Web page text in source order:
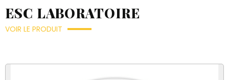
ESC LABORATOIRE
VOIR LE PRODUIT